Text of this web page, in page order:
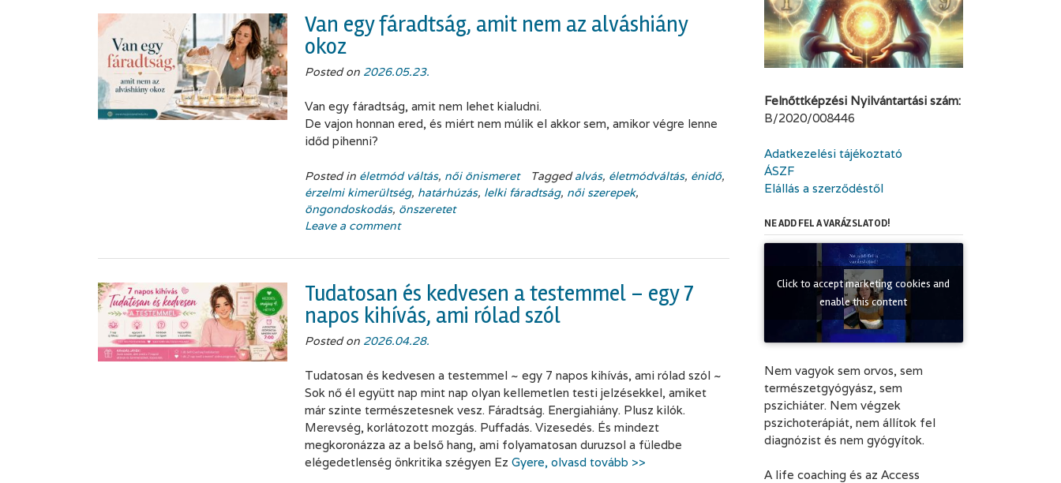
Van egy fáradtság, amit nem az alváshiány
okoz
Posted on 2026.05.23.
Van egy fáradtság, amit nem lehet kialudni.
De vajon honnan ered, és miért nem múlik el akkor sem, amikor végre lenne
időd pihenni?
Posted in életmód váltás, női önismeret Taggedalvás, életmódváltás, énidő,
érzelmi kimerültség, határhúzás, lelki fáradtság, női szerepek,
öngondoskodás, önszeretet
Leave a comment
Tudatosan és kedvesen a testemmel – egy 7
napos kihívás, ami rólad szól
Posted on 2026.04.28.
Tudatosan és kedvesen a testemmel ~ egy 7 napos kihívás, ami rólad szól ~
Sok nő él együtt nap mint nap olyan kellemetlen testi jelzésekkel, amiket
már szinte természetesnek vesz. Fáradtság. Energiahiány. Plusz kilók.
Merevség, korlátozott mozgás. Puffadás. Vizesedés. És mindezt
megkoronázza az a belső hang, ami folyamatosan duruzsol a füledbe
elégedetlenség önkritika szégyen Ez Gyere, olvasd tovább >>
Felnőttképzési Nyilvántartási szám:
B/2020/008446
Adatkezelési tájékoztató
ÁSZF
Elállás a szerződéstől
NE ADD FEL A VARÁZSLATOD!
Click to accept marketing cookies and
enable this content
Nem vagyok sem orvos, sem
természetgyógyász, sem
pszichiáter. Nem végzek
pszichoterápiát, nem állítok fel
diagnózist és nem gyógyítok.
A life coaching és az Access